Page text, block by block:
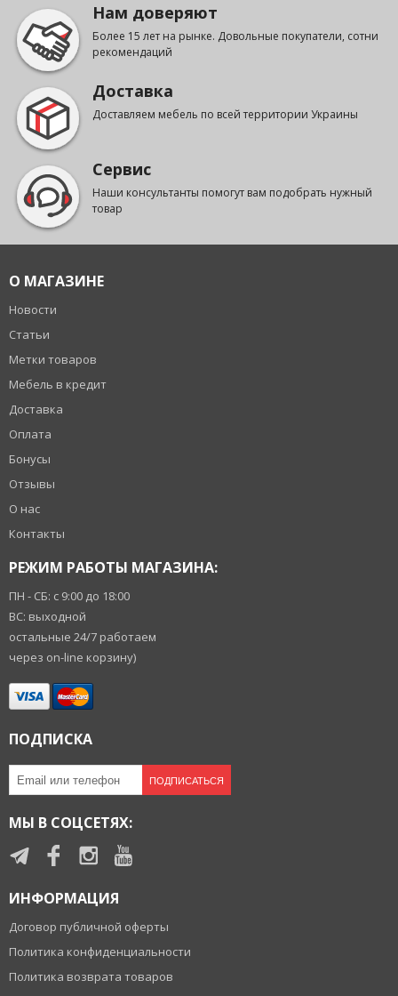
Нам доверяют
Более 15 лет на рынке. Довольные покупатели, сотни
рекомендаций
Доставка
Доставляем мебель по всей территории Украины
Сервис
Наши консультанты помогут вам подобрать нужный
товар
О МАГАЗИНЕ
Новости
Статьи
Метки товаров
Мебель в кредит
Доставка
Оплата
Бонусы
Отзывы
О нас
Контакты
РЕЖИМ РАБОТЫ МАГАЗИНА:
ПН - СБ: с 9:00 до 18:00
ВС: выходной
остальные 24/7 работаем
через on-line корзину)
ПОДПИСКА
ПОДПИСАТЬСЯ
МЫ В СОЦСЕТЯХ:
ИНФОРМАЦИЯ
Договор публичной оферты
Политика конфиденциальности
Политика возврата товаров